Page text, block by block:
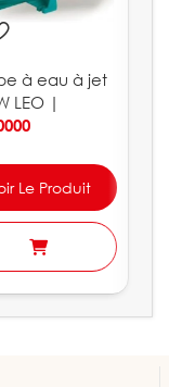
à eau à jet
LEO |
Le Produit